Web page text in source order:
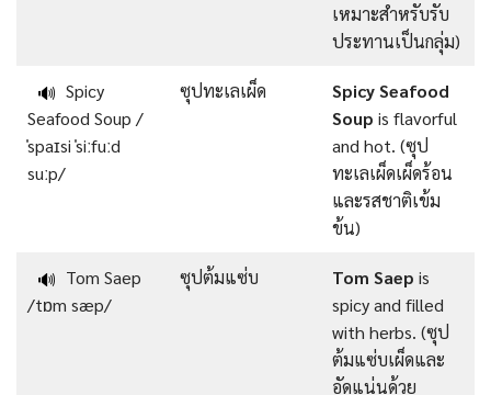
เหมาะสำหรับรับ
ประทานเป็นกลุ่ม)
🔊 Spicy
Seafood Soup /
ˈspaɪsi ˈsiːfuːd
suːp/
ซุปทะเลเผ็ด
Spicy Seafood
Soup is flavorful
and hot. (ซุป
ทะเลเผ็ดเผ็ดร้อน
และรสชาติเข้ม
ข้น)
🔊 Tom Saep
/tɒm sæp/
ซุปต้มแซ่บ Tom Saep is
spicy and filled
with herbs. (ซุป
ต้มแซ่บเผ็ดและ
อัดแน่นด้วย